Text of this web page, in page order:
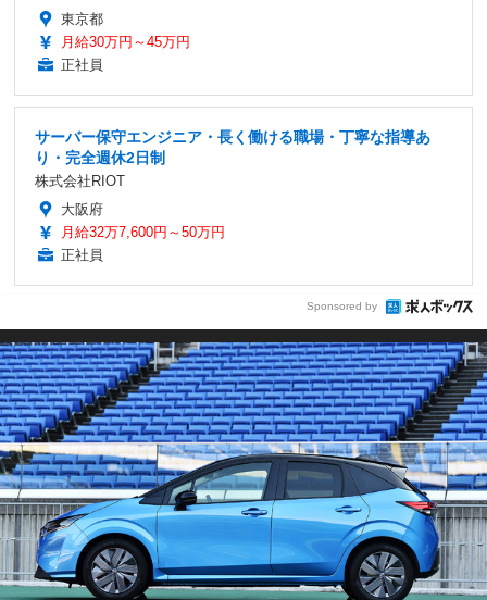
東京都
月給30万円～45万円
正社員
サーバー保守エンジニア・長く働ける職場・丁寧な指導あ
り・完全週休2日制
株式会社RIOT
大阪府
月給32万7,600円～50万円
正社員
Sponsored by